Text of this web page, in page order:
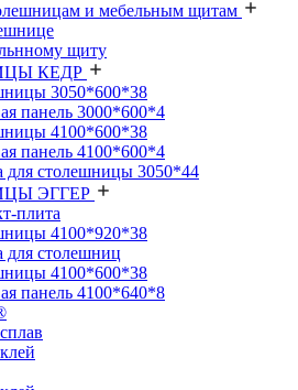
и мебельным щитам
щиту
КЕДР
3050*600*38
панель 3000*600*4
4100*600*38
панель 4100*600*4
для столешницы 3050*44
ЭГГЕР
плита
4100*920*38
для столешниц
4100*600*38
панель 4100*640*8